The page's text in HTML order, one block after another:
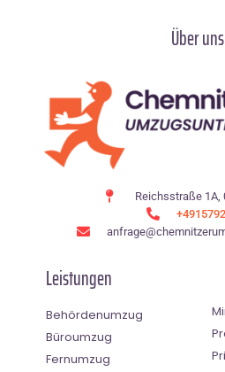
Über uns
Reichsstraße 1A,
Leistungen
Behördenumzug
Büroumzug
Fernumzug